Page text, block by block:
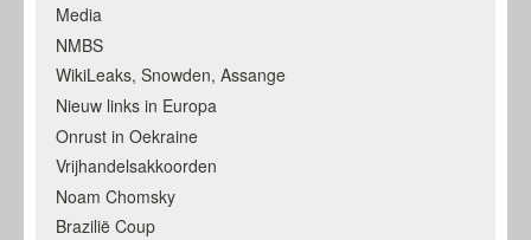
Media
NMBS
WikiLeaks, Snowden, Assange
Nieuw links in Europa
Onrust in Oekraine
Vrijhandelsakkoorden
Noam Chomsky
Brazilië Coup